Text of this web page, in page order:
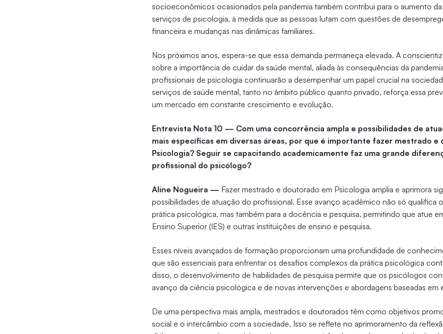
socioeconômicos ocasionados pela pandemia também contribui para o aumento
serviços de psicologia, à medida que as pessoas lutam com questões de
financeira e mudanças nas dinâmicas familiares.
Nos próximos anos, espera-se que essa demanda permaneça elevada. A
sobre a importância de cuidar da saúde mental, aliada às consequências da
profissionais de psicologia continuarão a desempenhar um papel crucial na
serviços de saúde mental, tanto no âmbito público quanto privado, reforça essa
um mercado em constante crescimento e evolução.
Entrevista Nota 10 — Com uma concorrência ampla e possibilidades de
mais específicas em diversas áreas, por que é importante fazer mestrado e
Psicologia? Seguir se capacitando academicamente faz uma grande
profissional do psicólogo?
Aline Nogueira — Fazer mestrado e doutorado em Psicologia amplia e aprimora
possibilidades de atuação do profissional. Esse avanço acadêmico não só qualifica
prática psicológica, mas também para a docência e pesquisa, permitindo que atue
Ensino Superior (IES) e outras instituições de ensino e pesquisa.
Esses níveis avançados de formação proporcionam uma profundidade de
que são essenciais para enfrentar os desafios complexos da prática psicológica
disso, o desenvolvimento de habilidades de pesquisa permite que os psicólogos
avanço da ciência psicológica e de novas intervenções e abordagens baseadas em
De uma perspectiva mais ampla, mestrados e doutorados têm como objetivos
social e o intercâmbio com a sociedade. Isso se reflete no aprimoramento da